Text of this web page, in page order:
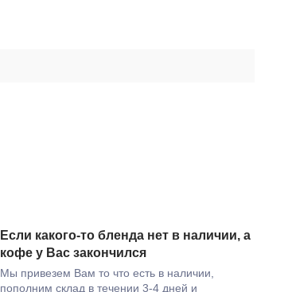
Если какого-то бленда нет в наличии, а
кофе у Вас закончился
Мы привезем Вам то что есть в наличии,
пополним склад в течении 3-4 дней и